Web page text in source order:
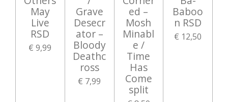
May
Live
RSD
€ 9,99
Grave
Desecr
ator ‎–
Bloody
Deathc
ross
€ 7,99
ed –
Mosh
Minabl
e /
Time
Has
Come
split
Baboo
n RSD
€ 12,50